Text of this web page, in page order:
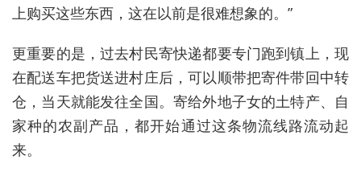
上购买这些东西，这在以前是很难想象的。”
更重要的是，过去村民寄快递都要专门跑到镇上，现
在配送车把货送进村庄后，可以顺带把寄件带回中转
仓，当天就能发往全国。寄给外地子女的土特产、自
家种的农副产品，都开始通过这条物流线路流动起
来。